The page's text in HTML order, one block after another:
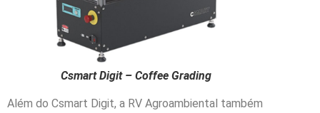
Csmart Digit – Coffee Grading
Além do Csmart Digit, a RV Agroambiental também